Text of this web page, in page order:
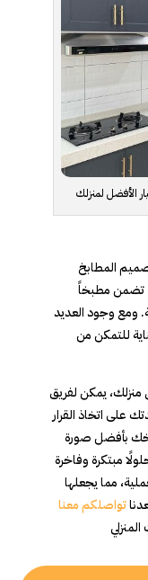
الأفضل لمنزلك
المطابخ
تضمن مطبخاً
ومع وجود العديد
للتمكن من
منزلك، يمكن لفريق
على اتخاذ القرار
بأفضل صورة
مبتكرة وفاخرة
مما يجعلها
تواصلكم معنا
المنزلي